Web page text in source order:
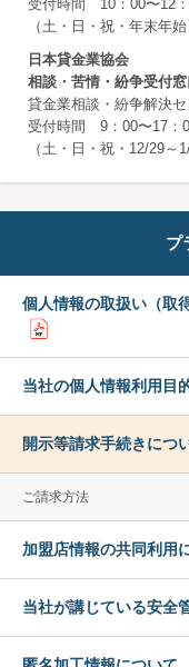
受付時間 10：00〜12
（土・日・祝・年末年始
日本貸金業協会
相談・苦情・紛争受付窓
貸金業相談・紛争解決
受付時間 9：00〜17：
（土・日・祝・12/29～
プ
個人情報の取扱い（取
当社の個人情報利用目
開示等請求手続きにつ
ご請求方法
加盟店情報の共同利用
当社が講じている安全